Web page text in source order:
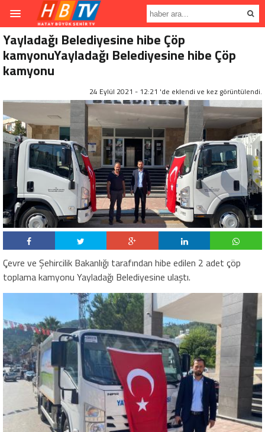
Yayladağı Belediyesine hibe Çöp
kamyonuYayladağı Belediyesine hibe Çöp
kamyonu
24 Eylül 2021 - 12:21 'de eklendi ve kez görüntülendi.
Çevre ve Şehircilik Bakanlığı tarafından hibe edilen 2 adet çöp
toplama kamyonu Yayladağı Belediyesine ulaştı.